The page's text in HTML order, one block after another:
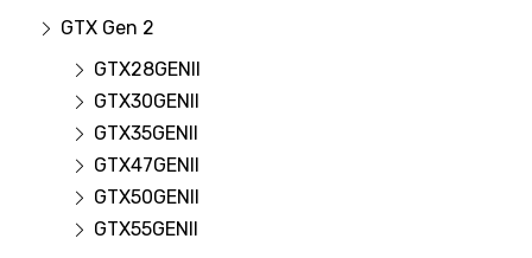
GTX Gen 2
GTX28GENII
GTX30GENII
GTX35GENII
GTX47GENII
GTX50GENII
GTX55GENII